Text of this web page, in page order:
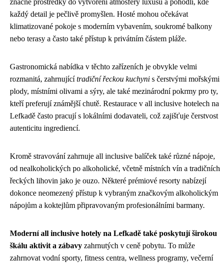
značné prostředky do vytvoření atmosféry luxusu a pohodlí, kde
každý detail je pečlivě promyšlen. Hosté mohou očekávat
klimatizované pokoje s moderním vybavením, soukromé balkony
nebo terasy a často také přístup k privátním částem pláže.
Gastronomická nabídka v těchto zařízeních je obvykle velmi
rozmanitá, zahrnujícítradiční řeckou kuchyni s čerstvými mořskými
plody, místními olivami a sýry, ale také mezinárodní pokrmy pro ty,
kteří preferují známější chutě. Restaurace v all inclusive hotelech na
Lefkadě často pracují s lokálními dodavateli, což zajišťuje čerstvost
autenticitu ingrediencí.
Kromě stravování zahrnuje all inclusive balíček také různé nápoje,
od nealkoholických po alkoholické, včetně místních vín a tradičních
řeckých lihovin jako je ouzo. Některé prémiové resorty nabízejí
dokonce neomezený přístup k vybraným značkovým alkoholickým
nápojům a koktejlům připravovaným profesionálními barmany.
Moderní all inclusive hotely na Lefkadě také poskytují širokou
škálu aktivit a zábavy zahrnutých v ceně pobytu. To může
zahrnovat vodní sporty, fitness centra, wellness programy, večerní